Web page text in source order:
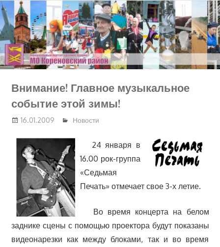
Перейти
к
содержимому
Внимание! Главное музыкальное
событие этой зимы!
16.01.2009 Новости
24 января в
16.00 рок-группа
«Седьмая
Печать» отмечает свое 3-х летие.
Во время концерта на белом
заднике сцены с помощью проектора будут показаны
видеонарезки как между блоками, так и во время